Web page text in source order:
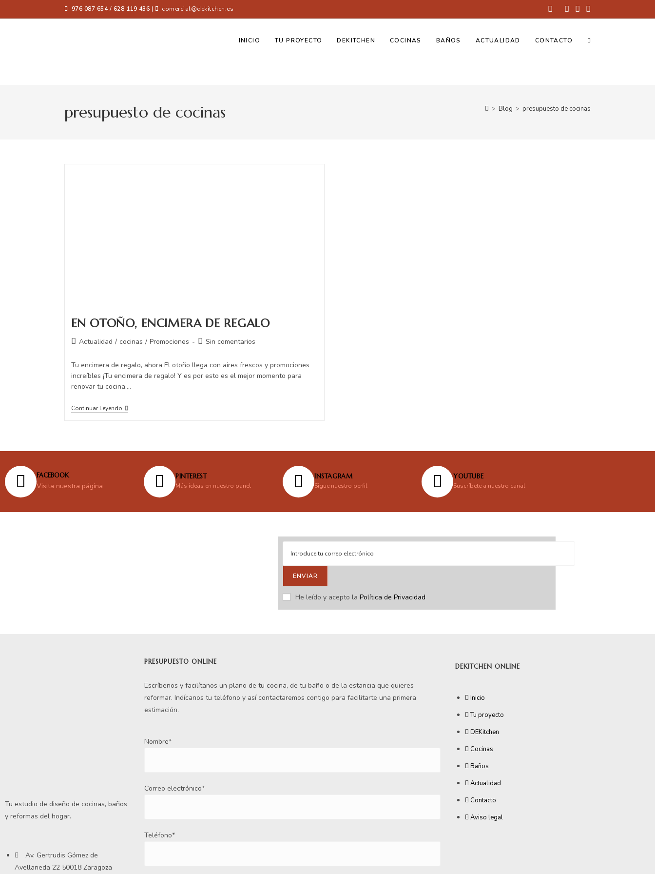
976 087 654 / 628 119 436 | comercial@dekitchen.es
INICIO TU PROYECTO DEKITCHEN COCINAS BAÑOS ACTUALIDAD CONTACTO
presupuesto de cocinas > Blog > presupuesto de cocinas
EN OTOÑO, ENCIMERA DE REGALO
Actualidad / cocinas / Promociones Sin comentarios
Tu encimera de regalo, ahora El otoño llega con aires frescos y promociones
increíbles ¡Tu encimera de regalo! Y es por esto es el mejor momento para
renovar tu cocina.…
Continuar Leyendo
FACEBOOK
Visita nuestra página
PINTEREST
Más ideas en nuestro panel
INSTAGRAM
Sigue nuestro perfil
YOUTUBE
Suscríbete a nuestro canal
ENVIAR
He leído y acepto la Política de Privacidad
Tu estudio de diseño de cocinas, baños
y reformas del hogar.
Av. Gertrudis Gómez de
Avellaneda 22 50018 Zaragoza
PRESUPUESTO ONLINE
Escríbenos y facilítanos un plano de tu cocina, de tu baño o de la estancia que quieres
reformar. Indícanos tu teléfono y así contactaremos contigo para facilitarte una primera
estimación.
Nombre*
Correo electrónico*
Teléfono*
DEKITCHEN ONLINE
Inicio
Tu proyecto
DEKitchen
Cocinas
Baños
Actualidad
Contacto
Aviso legal